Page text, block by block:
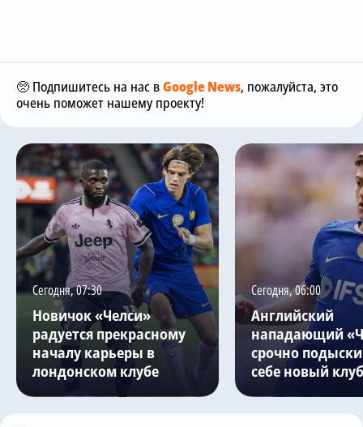
🥺 Подпишитесь на нас вGoogle News, пожалуйста, это
очень поможет нашему проекту!
Сегодня, 07:30
Новичок «Челси»
радуется прекрасному
началу карьеры в
лондонском клубе
Сегодня, 06:00
Английский
нападающий
срочно
себе новый клуб